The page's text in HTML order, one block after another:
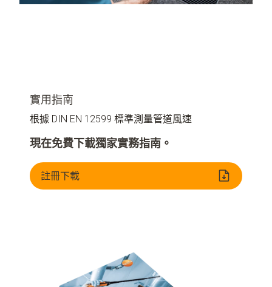
實用指南
根據 DIN EN 12599 標準測量管道風速
現在免費下載獨家實務指南。
註冊下載